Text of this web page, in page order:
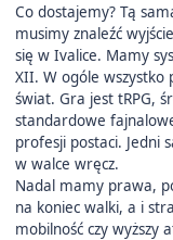
Co dostajemy? Tą
musimy znaleźć
się w Ivalice. Mamy
XII. W ogóle wszystko
świat. Gra jest tRPG,
standardowe
profesji postaci. Jedni
w walce wręcz.
Nadal mamy prawa,
na koniec walki, a i
mobilność czy wyższy